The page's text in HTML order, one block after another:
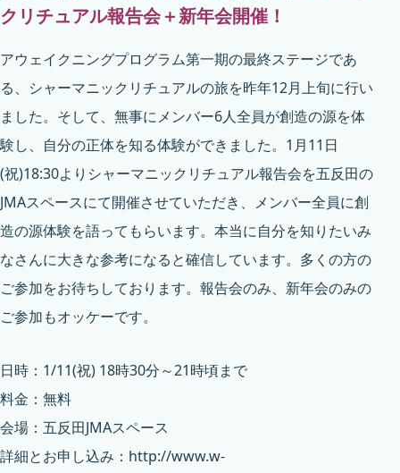
クリチュアル報告会＋新年会開催！
アウェイクニングプログラム第一期の最終ステージであ
る、シャーマニックリチュアルの旅を昨年12月上旬に行い
ました。そして、無事にメンバー6人全員が創造の源を体
験し、自分の正体を知る体験ができました。1月11日
(祝)18:30よりシャーマニックリチュアル報告会を五反田の
JMAスペースにて開催させていただき、メンバー全員に創
造の源体験を語ってもらいます。本当に自分を知りたいみ
なさんに大きな参考になると確信しています。多くの方の
ご参加をお待ちしております。報告会のみ、新年会のみの
ご参加もオッケーです。
日時：1/11(祝) 18時30分～21時頃まで
料金：無料
会場：五反田JMAスペース
詳細とお申し込み： http://www.w-